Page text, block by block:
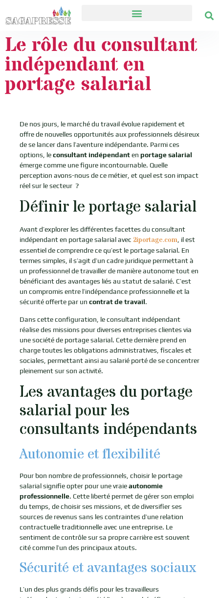
Le rôle du consultant
indépendant en
portage salarial
De nos jours, le marché du travail évolue rapidement et
offre de nouvelles opportunités aux professionnels désireux
de se lancer dans l’aventure indépendante. Parmi ces
options, leconsultant indépendanten portage salarial
émerge comme une figure incontournable. Quelle
perception avons-nous de ce métier, et quel est son impact
réel sur le secteur ?
Définir le portage salarial
Avant d’explorer les différentes facettes du consultant
indépendant en portage salarial avec 2iportage.com, il est
essentiel de comprendre ce qu’est le portage salarial. En
termes simples, il s’agit d’un cadre juridique permettant à
un professionnel de travailler de manière autonome tout en
bénéficiant des avantages liés au statut de salarié. C’est
un compromis entre l’indépendance professionnelle et la
sécurité offerte par un contrat de travail.
Dans cette configuration, le consultant indépendant
réalise des missions pour diverses entreprises clientes via
une société de portage salarial. Cette dernière prend en
charge toutes les obligations administratives, fiscales et
sociales, permettant ainsi au salarié porté de se concentrer
pleinement sur son activité.
Les avantages du portage
salarial pour les
consultants indépendants
Autonomie et flexibilité
Pour bon nombre de professionnels, choisir le portage
salarial signifie opter pour une vraieautonomie
professionnelle. Cette liberté permet de gérer son emploi
du temps, de choisir ses missions, et de diversifier ses
sources de revenus sans les contraintes d’une relation
contractuelle traditionnelle avec une entreprise. Le
sentiment de contrôle sur sa propre carrière est souvent
cité comme l’un des principaux atouts.
Sécurité et avantages sociaux
L’un des plus grands défis pour les travailleurs